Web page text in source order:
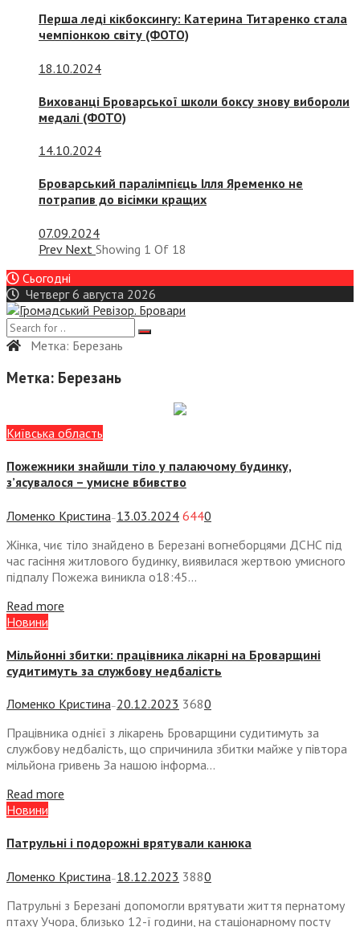
Перша леді кікбоксингу: Катерина Титаренко стала
чемпіонкою світу (ФОТО)
18.10.2024
Вихованці Броварської школи боксу знову вибороли
медалі (ФОТО)
14.10.2024
Броварський паралімпієць Ілля Яременко не
потрапив до вісімки кращих
07.09.2024
Prev Next Showing 1 Of 18
Сьогодні
Четверг 6 августа 2026
Метка: Березань
Метка: Березань
Київська область
Пожежники знайшли тіло у палаючому будинку,
з’ясувалося – умисне вбивство
Ломенко Кристина — 13.03.2024 6440
Жінка, чиє тіло знайдено в Березані вогнеборцями ДСНС під
час гасіння житлового будинку, виявилася жертвою умисного
підпалу Пожежа виникла о18:45...
Read more
Новини
Мільйонні збитки: працівника лікарні на Броварщині
судитимуть за службову недбалість
Ломенко Кристина— 20.12.2023 3680
Працівника однієї з лікарень Броварщини судитимуть за
службову недбалість, що спричинила збитки майже у півтора
мільйона гривень За нашою інформа...
Read more
Новини
Патрульні і подорожні врятували канюка
Ломенко Кристина — 18.12.2023 3880
Патрульні з Березані допомогли врятувати життя пернатому
птаху Учора, близько 12-ї години, на стаціонарному посту